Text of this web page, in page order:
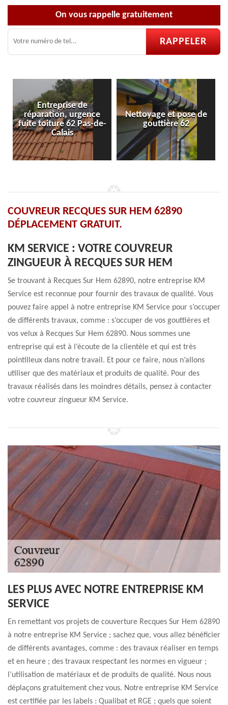
On vous rappelle gratuitement
de
urgence
62 Pas-de-
Calais
Nettoyage et pose de
gouttière 62
Pose et
COUVREUR RECQUES SUR HEM 62890
DÉPLACEMENT GRATUIT.
KM SERVICE : VOTRE COUVREUR
ZINGUEUR À RECQUES SUR HEM
Se trouvant à Recques Sur Hem 62890, notre entreprise KM
Service est reconnue pour fournir des travaux de qualité. Vous
pouvez faire appel à notre entreprise KM Service pour s’occuper
de différents travaux, comme : s’occuper de vos gouttières et
vos velux à Recques Sur Hem 62890. Nous sommes une
entreprise qui est à l’écoute de la clientèle et qui est très
pointilleux dans notre travail. Et pour ce faire, nous n’allons
utiliser que des matériaux et produits de qualité. Pour des
travaux réalisés dans les moindres détails, pensez à contacter
votre couvreur zingueur KM Service.
LES PLUS AVEC NOTRE ENTREPRISE KM
SERVICE
En remettant vos projets de couverture Recques Sur Hem 62890
à notre entreprise KM Service ; sachez que, vous allez bénéficier
de différents avantages, comme : des travaux réaliser en temps
et en heure ; des travaux respectant les normes en vigueur ;
l’utilisation de matériaux et de produits de qualité. Nous nous
déplaçons gratuitement chez vous. Notre entreprise KM Service
est certifiée par les labels : Qualibat et RGE ; quels que soient